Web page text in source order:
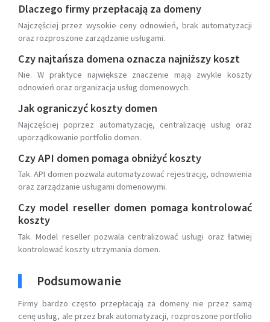
Dlaczego firmy przepłacają za domeny
Najczęściej przez wysokie ceny odnowień, brak automatyzacji
oraz rozproszone zarządzanie usługami.
Czy najtańsza domena oznacza najniższy koszt
Nie. W praktyce największe znaczenie mają zwykle koszty
odnowień oraz organizacja usług domenowych.
Jak ograniczyć koszty domen
Najczęściej poprzez automatyzację, centralizację usług oraz
uporządkowanie portfolio domen.
Czy API domen pomaga obniżyć koszty
Tak. API domen pozwala automatyzować rejestrację, odnowienia
oraz zarządzanie usługami domenowymi.
Czy model reseller domen pomaga kontrolować
koszty
Tak. Model reseller pozwala centralizować usługi oraz łatwiej
kontrolować koszty utrzymania domen.
Podsumowanie
Firmy bardzo często przepłacają za domeny nie przez samą
cenę usług, ale przez brak automatyzacji, rozproszone portfolio